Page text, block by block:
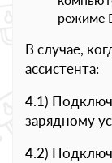
режиме
В случае,
ассистента:
4.1)
зарядному
4.2)